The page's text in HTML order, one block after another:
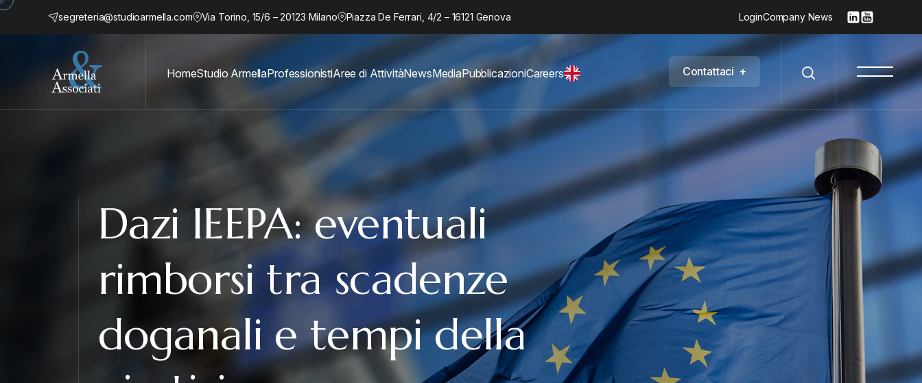
segreteria@studioarmella.com Via Torino, 15/6 – 20123 Milano Piazza De Ferrari, 4/2 – 16121 Genova LoginCompany News
HomeStudio ArmellaProfessionistiAree di AttivitàNewsMediaPubblicazioniCareers Contattaci +
Dazi IEEPA: eventuali
rimborsi tra scadenze
doganali e tempi della